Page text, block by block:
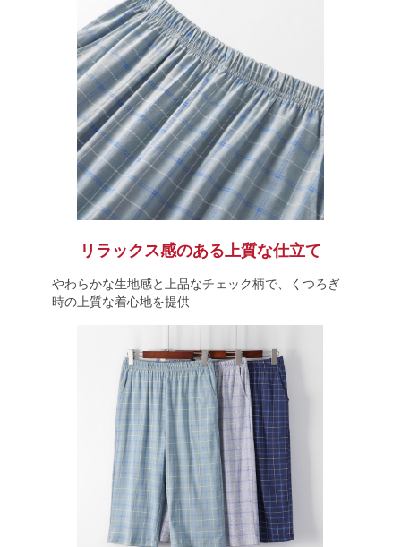
リラックス感のある上質な仕立て
やわらかな生地感と上品なチェック柄で、くつろぎ
時の上質な着心地を提供